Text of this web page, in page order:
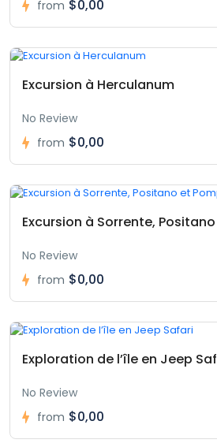
from $0,00
Excursion à Herculanum
No Review
from $0,00
Excursion à Sorrente,
No Review
from $0,00
Exploration de l’île en Jeep
No Review
from $0,00